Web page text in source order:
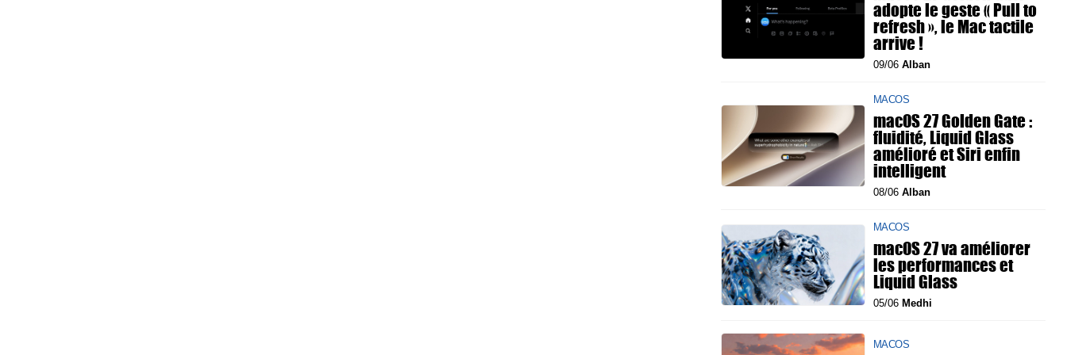
adopte le geste « Pull to
refresh », le Mac tactile
arrive !
09/06 Alban
MACOS
macOS 27 Golden Gate :
fluidité, Liquid Glass
amélioré et Siri enfin
intelligent
08/06 Alban
MACOS
macOS 27 va améliorer
les performances et
Liquid Glass
05/06 Medhi
MACOS